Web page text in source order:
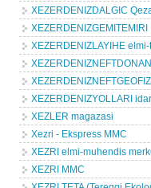
XEZERDENIZDALGIC
XEZERDENIZGEMITEMIRI
XEZERDENIZLAYIHE
XEZERDENIZYOLLARI
XEZLER magazasi
Xezri - Ekspress MMC
XEZRI elmi-muhendis
XEZRI MMC